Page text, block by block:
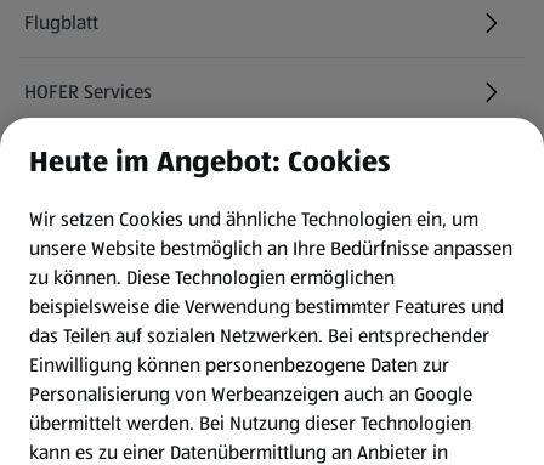
Flugblatt
HOFER Services
Newsletter
WhatsApp
Gewinnspiele
Mein HOFER. Meine Einkäufe.
Meine Meinung. Mein HOFER.
Heute im Angebot: Cookies
Wir setzen Cookies und ähnliche Technologien ein, um
unsere Website bestmöglich an Ihre Bedürfnisse anpassen
zu können. Diese Technologien ermöglichen
beispielsweise die Verwendung bestimmter Features und
das Teilen auf sozialen Netzwerken. Bei entsprechender
Einwilligung können personenbezogene Daten zur
Personalisierung von Werbeanzeigen auch an Google
übermittelt werden. Bei Nutzung dieser Technologien
kann es zu einer Datenübermittlung an Anbieter in